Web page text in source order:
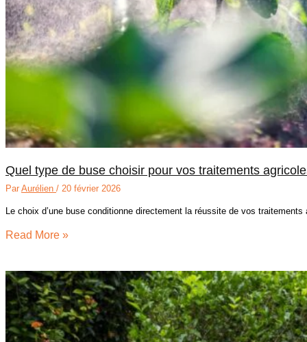
Quel type de buse choisir pour vos traitements
Par Aurélien / 20 février 2026
Le choix d’une buse conditionne directement la réussite de vos
Read More »